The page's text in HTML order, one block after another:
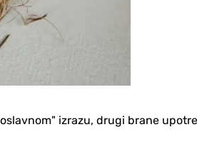
izrazu, drugi brane